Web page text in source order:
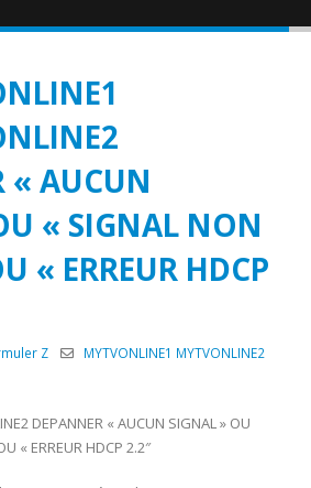
« AUCUN
« SIGNAL NON
« ERREUR HDCP
Z
MYTVONLINE1 MYTVONLINE2
DEPANNER « AUCUN SIGNAL » OU
« ERREUR HDCP 2.2″